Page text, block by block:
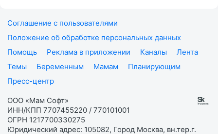
Соглашение с пользователями
Положение об обработке персональных данных
Помощь
Реклама в приложении Каналы
Лента
Темы
Беременным Мамам
Планирующим
Пресс-центр
ООО «Мам Софт»
ИНН/КПП 7707455220 / 770101001
ОГРН 1217700330275
Юридический адрес: 105082, Город Москва, вн.тер.г.